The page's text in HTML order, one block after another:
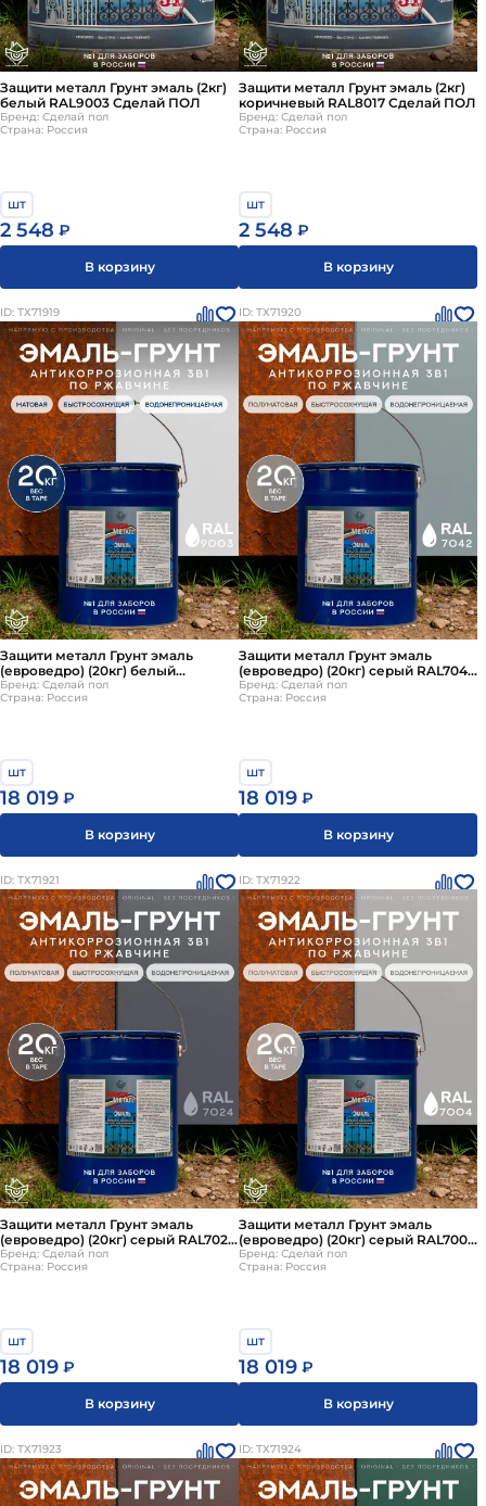
Защити металл Грунт эмаль (2кг)
белый RAL9003 Сделай ПОЛ
Бренд: Сделай пол
Страна: Россия
шт
2 548 ₽
В корзину
Защити металл Грунт эмаль (2кг)
коричневый RAL8017 Сделай ПОЛ
Бренд: Сделай пол
Страна: Россия
шт
2 548 ₽
В корзину
ID: ТХ71919
Защити металл Грунт эмаль
(евроведро) (20кг) белый
RAL9003 Сделай ПОЛ
Бренд: Сделай пол
Страна: Россия
шт
18 019 ₽
В корзину
ID: ТХ71920
Защити металл Грунт эмаль
(евроведро) (20кг) серый RAL7042
Сделай ПОЛ
Бренд: Сделай пол
Страна: Россия
шт
18 019 ₽
В корзину
ID: ТХ71921
Защити металл Грунт эмаль
(евроведро) (20кг) серый RAL7024
Сделай ПОЛ
Бренд: Сделай пол
Страна: Россия
шт
18 019 ₽
В корзину
ID: ТХ71922
Защити металл Грунт эмаль
(евроведро) (20кг) серый RAL7004
Сделай ПОЛ
Бренд: Сделай пол
Страна: Россия
шт
18 019 ₽
В корзину
ID: ТХ71923 ID: ТХ71924